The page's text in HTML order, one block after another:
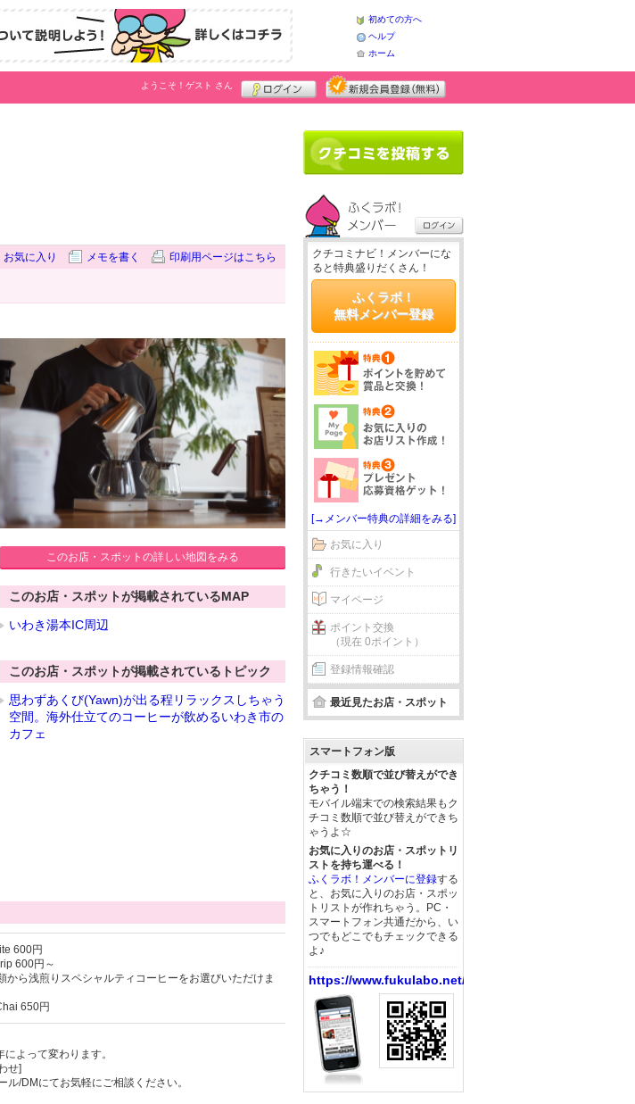
初めての方へ
ヘルプ
ホーム
ようこそ！ ゲスト さん
お気に入り メモを書く 印刷用ページはこちら
このお店・スポットの詳しい地図をみる
このお店・スポットが掲載されているMAP
いわき湯本IC周辺
このお店・スポットが掲載されているトピック
思わずあくび(Yawn)が出る程リラックスしちゃう
空間。海外仕立てのコーヒーが飲めるいわき市の
カフェ
600円
600円～
ら浅煎りスペシャルティコーヒーをお選びいただけま
650円
によって変わります。
せ]
ル/DMにてお気軽にご相談ください。
クチコミナビ！メンバーにな
ると特典盛りだくさん！
ふくラボ！
無料メンバー登録
[→メンバー特典の詳細をみる]
お気に入り
行きたいイベント
マイページ
ポイント交換
（現在 0ポイント）
登録情報確認
最近見たお店・スポット
スマートフォン版
クチコミ数順で並び替えができ
ちゃう！
モバイル端末での検索結果もク
チコミ数順で並び替えができち
ゃうよ☆
お気に入りのお店・スポットリ
ストを持ち運べる！
ふくラボ！メンバーに登録する
と、お気に入りのお店・スポッ
トリストが作れちゃう。PC・
スマートフォン共通だから、い
つでもどこでもチェックできる
よ♪
https://www.fukulabo.net/